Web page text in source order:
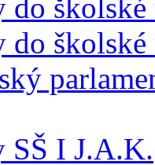
do školské
do
SŠ I J.A.K.